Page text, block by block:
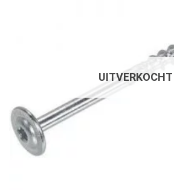
UITVERKOCHT